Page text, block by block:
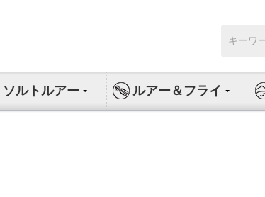
索:
ソルトルアー ルアー＆フライ